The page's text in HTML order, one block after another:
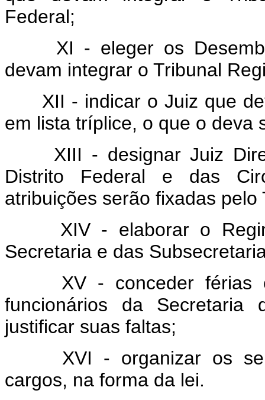
Federal;
XI - eleger os
devam integrar o Tribunal
XII - indicar o Juiz que
em lista tríplice, o que o deva
XIII - designar Juiz
Distrito Federal e das
atribuições serão fixadas pelo
XIV - elaborar o
Secretaria e das
XV - conceder férias e
funcionários da
justificar suas faltas;
XVI - organizar os
cargos, na forma da lei.